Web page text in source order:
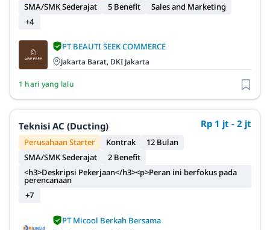
SMA/SMK Sederajat
5 Benefit
Sales and Marketing
+4
PT BEAUTI SEEK COMMERCE
Jakarta Barat, DKI Jakarta
1 hari yang lalu
Teknisi AC (Ducting) Rp 1 jt - 2 jt
Perusahaan Starter Kontrak
12 Bulan
SMA/SMK Sederajat
2 Benefit
<h3>Deskripsi Pekerjaan</h3><p>Peran ini berfokus pada
perencanaan
+7
PT Micool Berkah Bersama